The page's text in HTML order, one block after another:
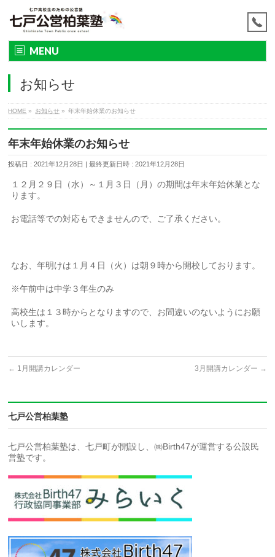
MENU
お知らせ
HOME » お知らせ » 年末年始休業のお知らせ
年末年始休業のお知らせ
投稿日 : 2021年12月28日 最終更新日時 : 2021年12月28日
１２月２９日（水）～１月３日（月）の期間は年末年始休業とな
ります。
お電話等での対応もできませんので、ご了承ください。
なお、年明けは１月４日（火）は朝９時から開校しております。
※午前中は中学３年生のみ
高校生は１３時からとなりますので、お間違いのないようにお願
いします。
← 1月開講カレンダー 3月開講カレンダー →
七戸公営柏葉塾
七戸公営柏葉塾は、七戸町が開設し、㈱Birth47が運営する公設民
営塾です。